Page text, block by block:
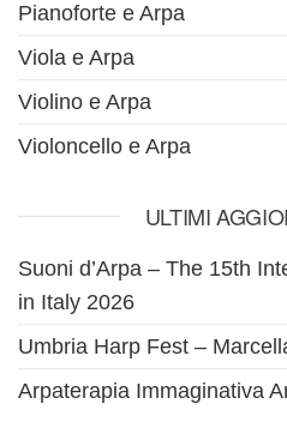
Pianoforte e Arpa
Viola e Arpa
Violino e Arpa
Violoncello e Arpa
ULTIMI
Suoni d’Arpa – The 15th
in Italy 2026
Umbria Harp Fest –
Arpaterapia Immaginativa